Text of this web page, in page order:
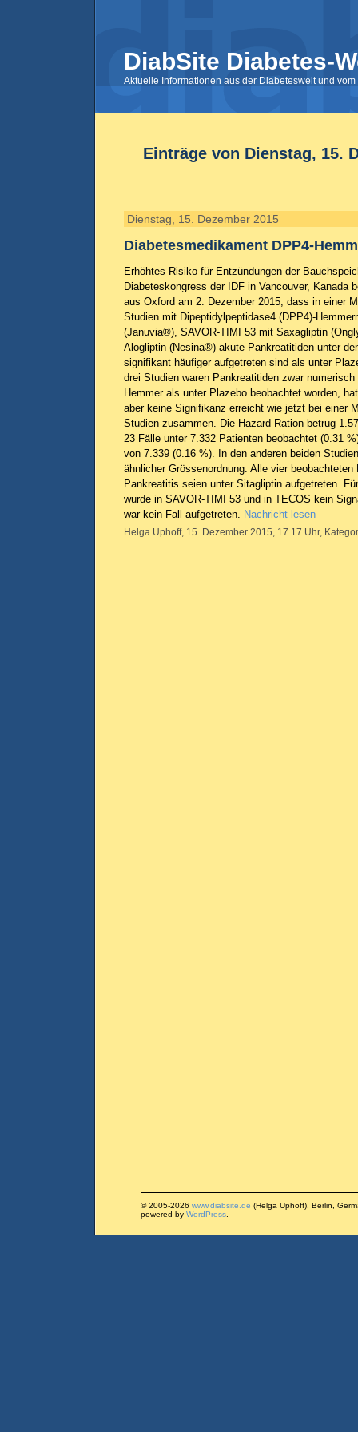
DiabSite Diabetes-
Aktuelle Informationen aus der Diabeteswelt und
Einträge von Dienstag, 15.
Dienstag, 15. Dezember 2015
Diabetesmedikament DPP4-
Erhöhtes Risiko für Entzündungen der
Diabeteskongress der IDF in Vancouver, Kanada
aus Oxford am 2. Dezember 2015, dass in einer
Studien mit Dipeptidylpeptidase4 (DPP4)-
(Januvia®), SAVOR-TIMI 53 mit Saxagliptin
Alogliptin (Nesina®) akute Pankreatitiden unter
signifikant häufiger aufgetreten sind als unter
drei Studien waren Pankreatitiden zwar
Hemmer als unter Plazebo beobachtet worden,
aber keine Signifikanz erreicht wie jetzt bei einer
Studien zusammen. Die Hazard Ration betrug
23 Fälle unter 7.332 Patienten beobachtet (0.31
von 7.339 (0.16 %). In den anderen beiden
ähnlicher Grössenordnung. Alle vier beobachteten
Pankreatitis seien unter Sitagliptin aufgetreten.
wurde in SAVOR-TIMI 53 und in TECOS kein
war kein Fall aufgetreten. Nachricht lesen
Helga Uphoff, 15. Dezember 2015, 17.17 Uhr,
© 2005-2026 www.diabsite.de (Helga Uphoff), Berlin,
powered by WordPress.